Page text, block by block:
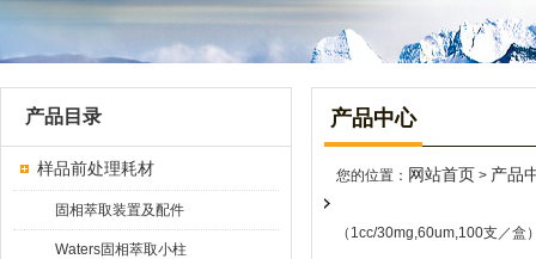
产品目录
样品前处理耗材
固相萃取装置及配件
Waters固相萃取小柱
产品中心
您的位置： 网站首页 > 产品
（1cc/30mg,60um,100支／盒